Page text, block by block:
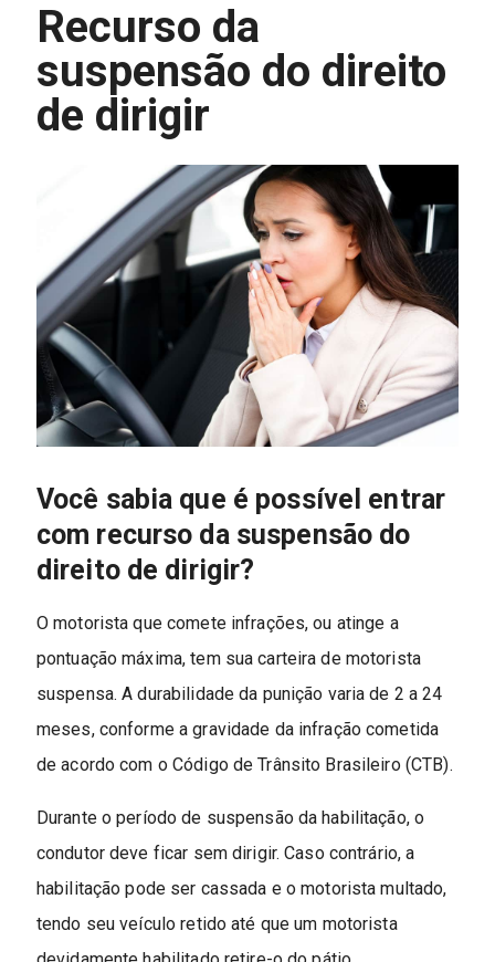
Recurso da
suspensão do direito
de dirigir
Você sabia que é possível entrar
com recurso da suspensão do
direito de dirigir?
O motorista que comete infrações, ou atinge a
pontuação máxima, tem sua carteira de motorista
suspensa. A durabilidade da punição varia de 2 a 24
meses, conforme a gravidade da infração cometida
de acordo com o Código de Trânsito Brasileiro (CTB).
Durante o período de suspensão da habilitação, o
condutor deve ficar sem dirigir. Caso contrário, a
habilitação pode ser cassada e o motorista multado,
tendo seu veículo retido até que um motorista